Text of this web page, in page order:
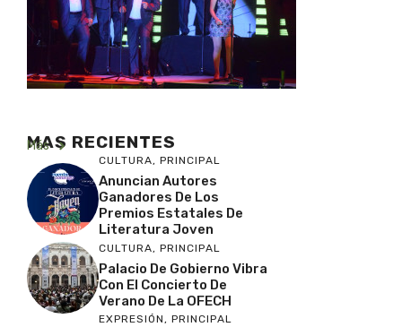
MAS RECIENTES
Más
CULTURA, PRINCIPAL
Anuncian Autores
Ganadores De Los
Premios Estatales De
Literatura Joven
CULTURA, PRINCIPAL
Palacio De Gobierno Vibra
Con El Concierto De
Verano De La OFECH
EXPRESIÓN, PRINCIPAL